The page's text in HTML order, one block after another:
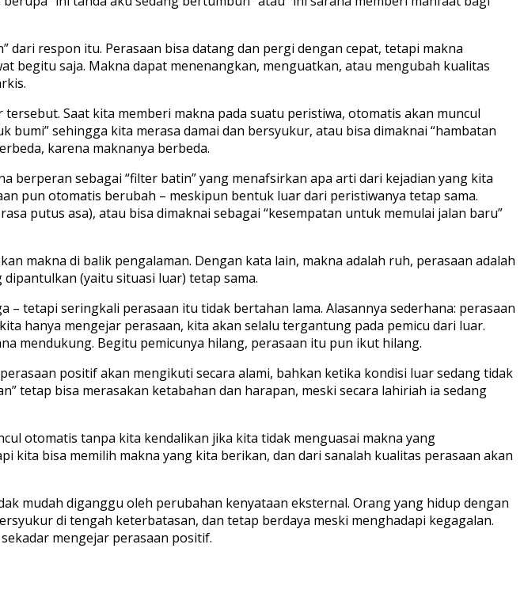
dari respon itu. Perasaan bisa datang dan pergi dengan cepat, tetapi makna
begitu saja. Makna dapat menenangkan, menguatkan, atau mengubah kualitas
Saat kita memberi makna pada suatu peristiwa, otomatis akan muncul
sehingga kita merasa damai dan bersyukur, atau bisa dimaknai “hambatan
karena maknanya berbeda.
berperan sebagai “filter batin” yang menafsirkan apa arti dari kejadian yang kita
pun otomatis berubah – meskipun bentuk luar dari peristiwanya tetap sama.
putus asa), atau bisa dimaknai sebagai “kesempatan untuk memulai jalan baru”
makna di balik pengalaman. Dengan kata lain, makna adalah ruh, perasaan adalah
(yaitu situasi luar) tetap sama.
tetapi seringkali perasaan itu tidak bertahan lama. Alasannya sederhana: perasaan
hanya mengejar perasaan, kita akan selalu tergantung pada pemicu dari luar.
mendukung. Begitu pemicunya hilang, perasaan itu pun ikut hilang.
positif akan mengikuti secara alami, bahkan ketika kondisi luar sedang tidak
tetap bisa merasakan ketabahan dan harapan, meski secara lahiriah ia sedang
otomatis tanpa kita kendalikan jika kita tidak menguasai makna yang
kita bisa memilih makna yang kita berikan, dan dari sanalah kualitas perasaan akan
mudah diganggu oleh perubahan kenyataan eksternal. Orang yang hidup dengan
di tengah keterbatasan, dan tetap berdaya meski menghadapi kegagalan.
mengejar perasaan positif.